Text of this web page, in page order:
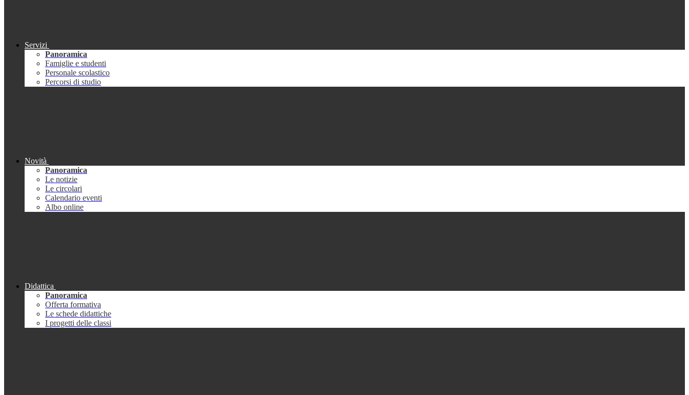
Servizi
Panoramica
Famiglie e studenti
Personale scolastico
Percorsi di studio
Novità
Panoramica
Le notizie
Le circolari
Calendario eventi
Albo online
Didattica
Panoramica
Offerta formativa
Le schede didattiche
I progetti delle classi